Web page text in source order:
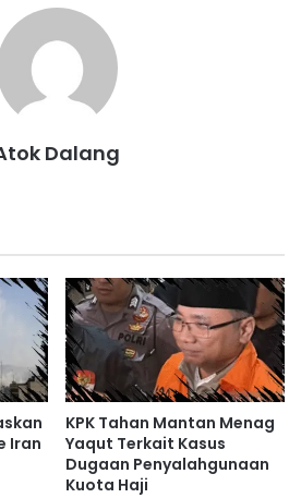
Dalang
Iran
KPK Tahan Mantan Menag
Yaqut Terkait Kasus
Dugaan Penyalahgunaan
Kuota Haji